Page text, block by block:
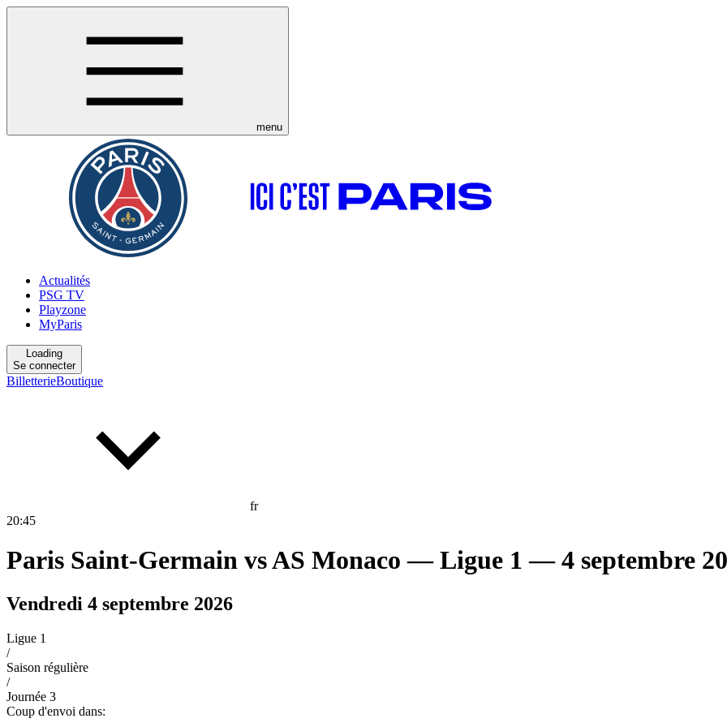
menu
Actualités
PSG TV
Playzone
MyParis
Loading
Se connecter
BilletterieBoutique
fr
20:45
Paris Saint-Germain vsAS Monaco — Ligue 1 — 4 septembre
Vendredi 4 septembre 2026
Ligue 1
/
Saison régulière
/
Journée 3
Coup d'envoi dans: